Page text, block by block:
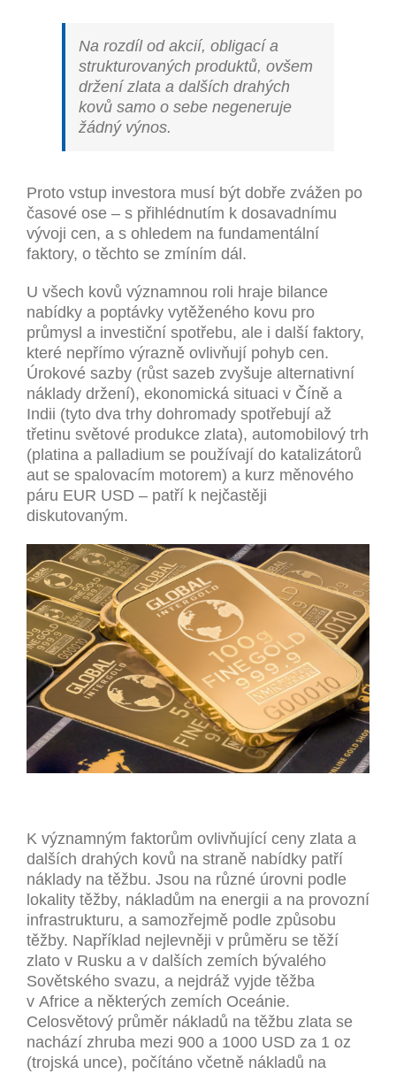
Na rozdíl od akcií, obligací a
strukturovaných produktů, ovšem
držení zlata a dalších drahých
kovů samo o sebe negeneruje
žádný výnos.
Proto vstup investora musí být dobře zvážen po
časové ose – s přihlédnutím k dosavadnímu
vývoji cen, a s ohledem na fundamentální
faktory, o těchto se zmíním dál.
U všech kovů významnou roli hraje bilance
nabídky a poptávky vytěženého kovu pro
průmysl a investiční spotřebu, ale i další faktory,
které nepřímo výrazně ovlivňují pohyb cen.
Úrokové sazby (růst sazeb zvyšuje alternativní
náklady držení), ekonomická situaci v Číně a
Indii (tyto dva trhy dohromady spotřebují až
třetinu světové produkce zlata), automobilový trh
(platina a palladium se používají do katalizátorů
aut se spalovacím motorem) a kurz měnového
páru EUR USD – patří k nejčastěji
diskutovaným.
K významným faktorům ovlivňující ceny zlata a
dalších drahých kovů na straně nabídky patří
náklady na těžbu. Jsou na různé úrovni podle
lokality těžby, nákladům na energii a na provozní
infrastrukturu, a samozřejmě podle způsobu
těžby. Například nejlevněji v průměru se těží
zlato v Rusku a v dalších zemích bývalého
Sovětského svazu, a nejdráž vyjde těžba
v Africe a některých zemích Oceánie.
Celosvětový průměr nákladů na těžbu zlata se
nachází zhruba mezi 900 a 1000 USD za 1 oz
(trojská unce), počítáno včetně nákladů na